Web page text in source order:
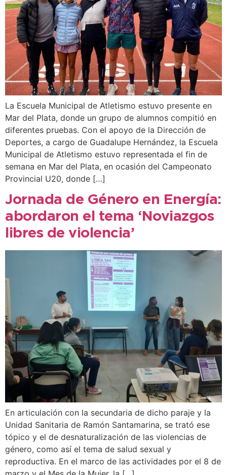
La Escuela Municipal de Atletismo estuvo presente en
Mar del Plata, donde un grupo de alumnos compitió en
diferentes pruebas. Con el apoyo de la Dirección de
Deportes, a cargo de Guadalupe Hernández, la Escuela
Municipal de Atletismo estuvo representada el fin de
semana en Mar del Plata, en ocasión del Campeonato
Provincial U20, donde […]
Jornada de Género en Energía:
abordaron el tema ‘Noviazgos
libres de violencia’
En articulación con la secundaria de dicho paraje y la
Unidad Sanitaria de Ramón Santamarina, se trató ese
tópico y el de desnaturalización de las violencias de
género, como así el tema de salud sexual y
reproductiva. En el marco de las actividades por el 8 de